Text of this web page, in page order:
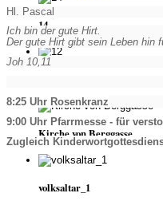
14
Kirche von Berggasse
volksaltar_1
Hl. Pascal
Ich bin der gute Hirt.
Der gute Hirt gibt sein Leben hin
Joh 10,11
8:25 Uhr Rosenkranz
9:00 Uhr Pfarrmesse - für
Zugleich